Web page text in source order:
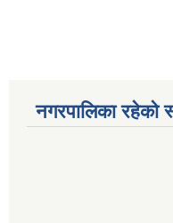
नगरपालिका रहेको